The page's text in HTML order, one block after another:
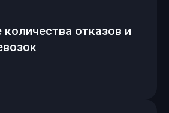
отказов и